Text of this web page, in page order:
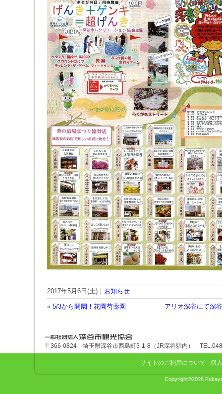
2017年5月6日(土)｜ お知らせ
« 5/3から開園！花園芍薬園 アリオ深谷にて深
深谷市観光協会
〒366-0824 埼玉県深谷市西島町3-1-8（JR深谷駅内）
サイトのご利用について - 個
Copyright©2026